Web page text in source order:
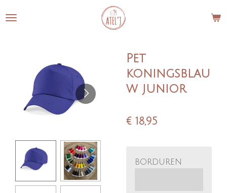
direct
Pet
koningsblau
w junior
€ 18,95
borduren